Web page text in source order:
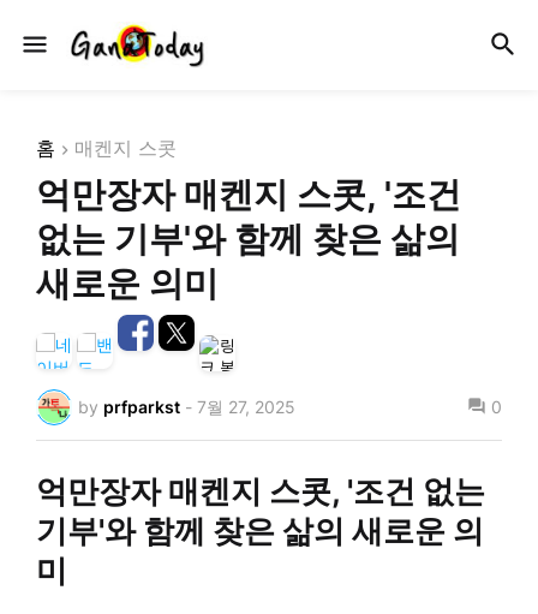
홈 매켄지 스콧
억만장자 매켄지 스콧, '조건
없는 기부'와 함께 찾은 삶의
새로운 의미
by prfparkst - 7월 27, 2025 0
억만장자 매켄지 스콧, '조건 없는
기부'와 함께 찾은 삶의 새로운 의
미